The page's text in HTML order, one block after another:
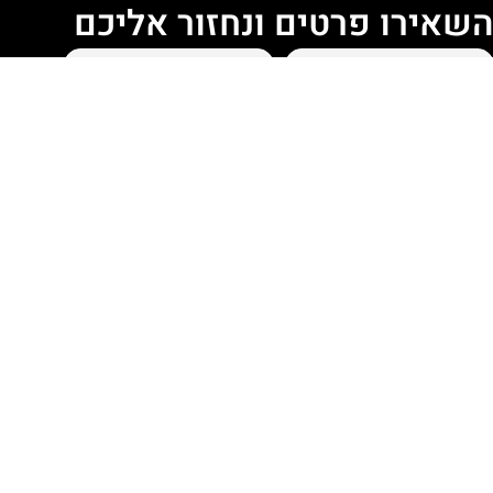
השאירו פרטים ונחזור אליכם